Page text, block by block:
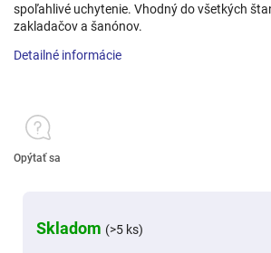
Skladom (>5 ks)
spoľahlivé uchytenie. Vhodný do všetkých
zakladačov a šanónov.
Detailné informácie
Opýtať sa